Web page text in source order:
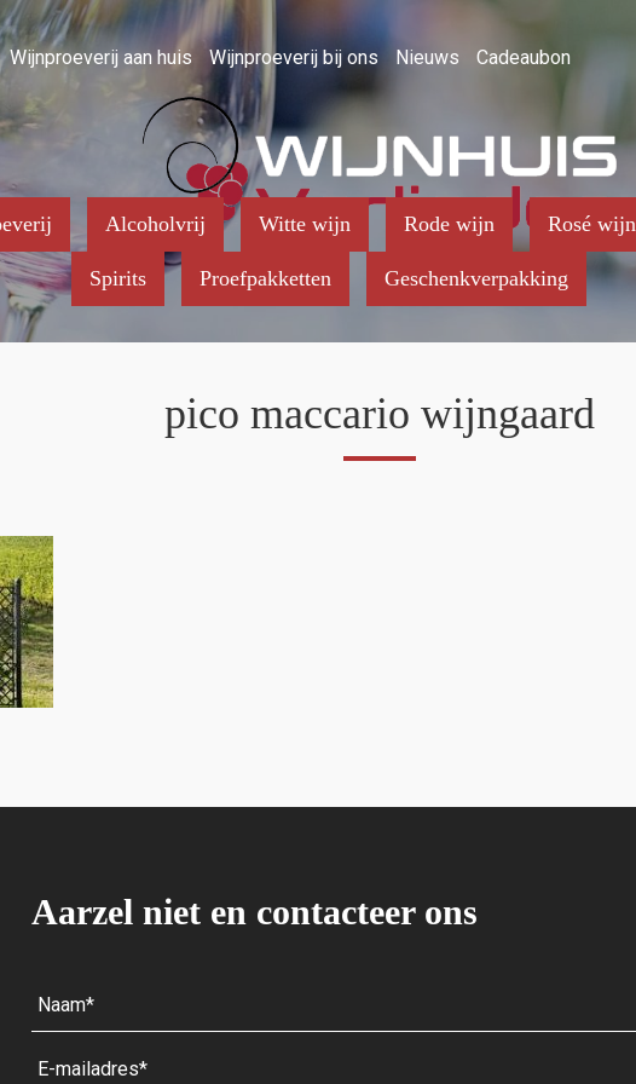
Wijnproeverij aan huis Wijnproeverij bij ons Nieuws Cadeaubon
Alcoholvrij Witte wijn Rode wijn Rosé wijn
Spirits Proefpakketten Geschenkverpakking
pico maccario wijngaard
Aarzel niet en contacteer ons